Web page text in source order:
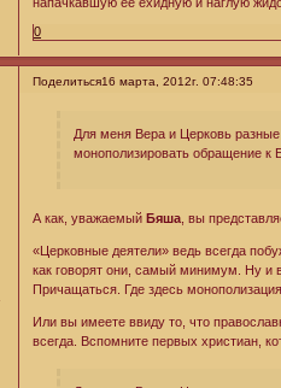
0
Поделиться16 марта, 2012г. 07:48:35
Для меня Вера и Церковь
монополизировать обращение к
А как, уважаемыйБяша , вы
«Церковные деятели» ведь всегда
как говорят они, самый минимум. Ну и
Причащаться. Где здесь
Или вы имеете ввиду то, что
всегда. Вспомните первых христиан,